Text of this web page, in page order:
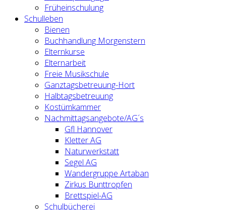
Früheinschulung
Schulleben
Bienen
Buchhandlung Morgenstern
Elternkurse
Elternarbeit
Freie Musikschule
Ganztagsbetreuung-Hort
Halbtagsbetreuung
Kostümkammer
Nachmittagsangebote/AG´s
Gfl Hannover
Kletter AG
Naturwerkstatt
Segel AG
Wandergruppe Artaban
Zirkus Bunttropfen
Brettspiel-AG
Schulbücherei